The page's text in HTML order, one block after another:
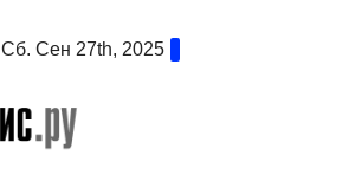
Сб. Сен 27th, 2025